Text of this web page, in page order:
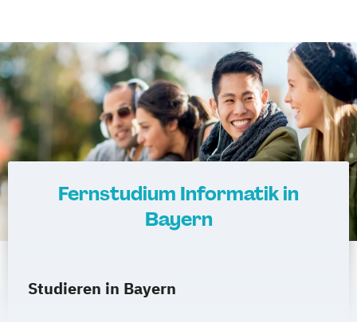
Technische Informatik
Wasserstofftechnologien
Wirtschaftsinformatik
Wirtschaftsingenieurwesen
Wirtschaftsingenieurwesen
Wirtschaftsingenieurwesen Erneuerbare
Wirtschaftsingenieurwesen Produktion
Wirtschaftsingenieurwesen für
Wirtschaftswissenschaftler
Fernstudium Informatik in
Bayern
Studieren in Bayern